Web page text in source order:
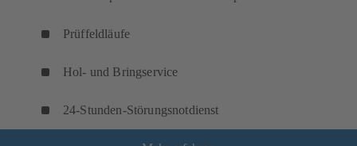
Prüffeldläufe
Hol- und Bringservice
24-Stunden-Störungsnotdienst